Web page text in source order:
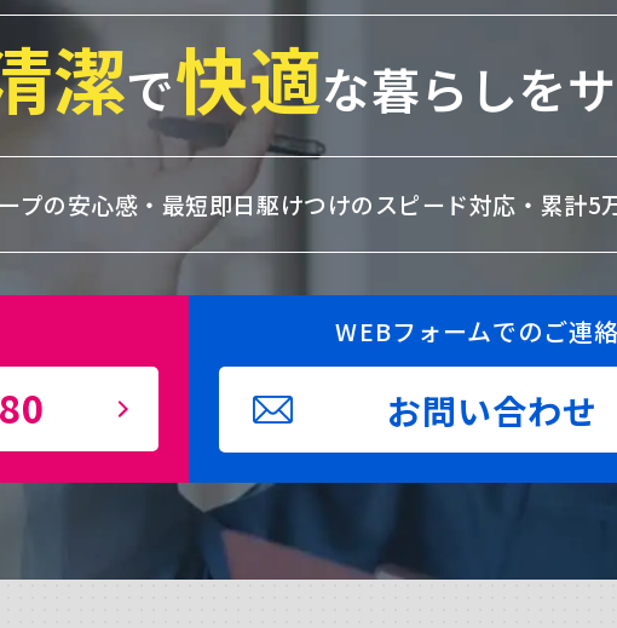
潔で快適な暮らしを
プの安心感・ 最短即日駆けつけのスピード対応・ 累計5
WEBフォームでのご連絡
お問い合わせ